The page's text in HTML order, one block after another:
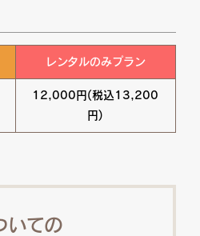
レンタルのみプラン
12,000円(税込13,200
円)
いての